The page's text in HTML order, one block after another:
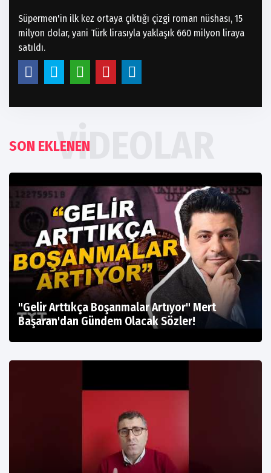
Süpermen'in ilk kez ortaya çıktığı çizgi roman nüshası, 15
milyon dolar, yani Türk lirasıyla yaklaşık 660 milyon liraya
satıldı.
SON EKLENENVIDEOLAR
"Gelir Arttıkça Boşanmalar Artıyor" Mert
Başaran'dan Gündem Olacak Sözler!